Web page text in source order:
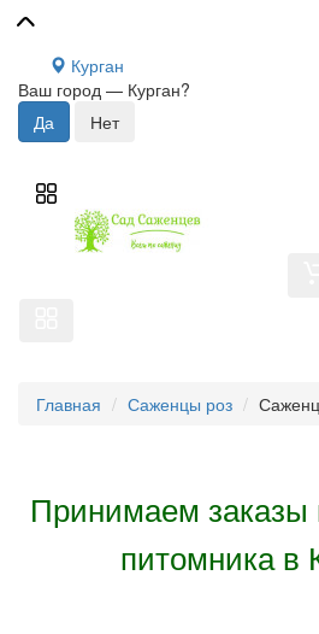
Курган
Ваш город — Курган?
Главная Саженцы роз
Принимаем заказы
питомника в